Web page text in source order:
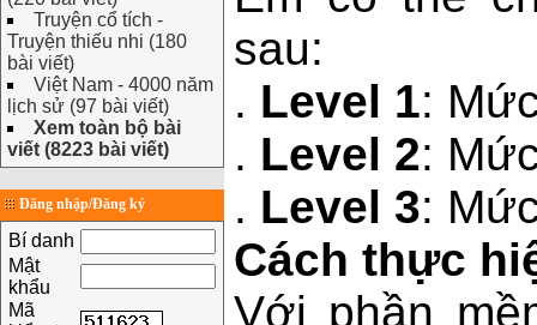
Truyện cổ tích -
Truyện thiếu nhi (180
bài viết)
Việt Nam - 4000 năm
lịch sử (97 bài viết)
Xem toàn bộ bài
viết (8223 bài viết)
Đăng nhập/Đăng ký
Bí danh
Mật
khẩu
Mã
sau:
. Level 1:
. Level 2:
. Level 3:
Cách thực
Với phần